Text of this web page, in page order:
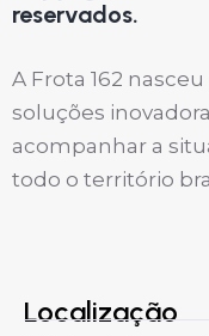
reservados.
A Frota 162
soluções
acompanhar a
todo o território
Localização